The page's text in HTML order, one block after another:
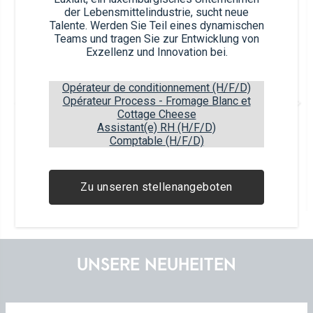
der Lebensmittelindustrie, sucht neue
Talente. Werden Sie Teil eines dynamischen
Teams und tragen Sie zur Entwicklung von
Exzellenz und Innovation bei.
Opérateur de conditionnement (H/F/D)
Opérateur Process - Fromage Blanc et
Cottage Cheese
Assistant(e) RH (H/F/D)
Comptable (H/F/D)
Zu unseren stellenangeboten
Article nb.
54450 (x12)
Banane
1.5% Fett 125g-Becher (Doppelpack)
Article EAN Package EAN
items 135 boxes
UNSERE NEUHEITEN